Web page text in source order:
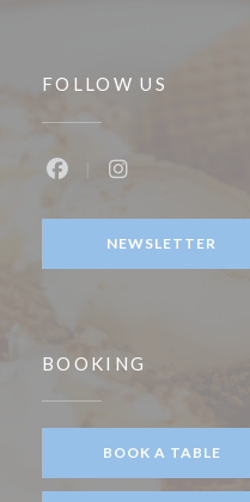
FOLLOW US
NEWSLETTER
BOOKING
BOOK A TABLE